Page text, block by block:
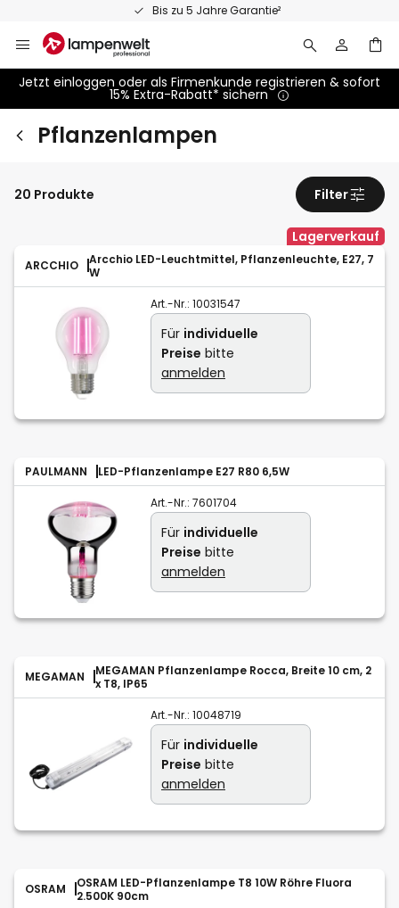
Inhalt
springen
Jetzt einloggen oder als Firmenkunde registrieren & sofort
15% Extra-Rabatt* sichern
Pflanzenlampen
ARCCHIO
Arcchio LED-Leuchtmittel, Pflanzenleuchte, E27, 7
W
Lagerverkauf
Art.-Nr.: 10031547
Für individuelle
Preise bitte
anmelden
PAULMANN LED-Pflanzenlampe E27 R80 6,5W
Art.-Nr.: 7601704
Für individuelle
Preise bitte
anmelden
MEGAMAN
MEGAMAN Pflanzenlampe Rocca, Breite 10 cm, 2
x T8, IP65
Art.-Nr.: 10048719
Für individuelle
Preise bitte
anmelden
OSRAM
OSRAM LED-Pflanzenlampe T8 10W Röhre Fluora
2.500K 90cm
20 Produkte Filter